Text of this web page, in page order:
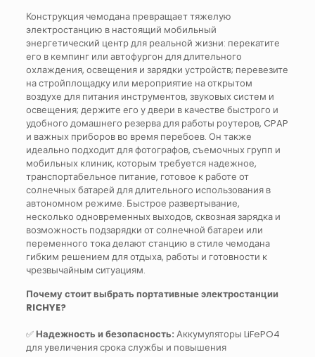
Конструкция чемодана превращает тяжелую
электростанцию в настоящий мобильный
энергетический центр для реальной жизни: перекатите
его в кемпинг или автофургон для длительного
охлаждения, освещения и зарядки устройств; перевезите
на стройплощадку или мероприятие на открытом
воздухе для питания инструментов, звуковых систем и
освещения; держите его у двери в качестве быстрого и
удобного домашнего резерва для работы роутеров, CPAP
и важных приборов во время перебоев. Он также
идеально подходит для фотографов, съемочных групп и
мобильных клиник, которым требуется надежное,
транспортабельное питание, готовое к работе от
солнечных батарей для длительного использования в
автономном режиме. Быстрое развертывание,
несколько одновременных выходов, сквозная зарядка и
возможность подзарядки от солнечной батареи или
переменного тока делают станцию в стиле чемодана
гибким решением для отдыха, работы и готовности к
чрезвычайным ситуациям.
Почему стоит выбрать портативные электростанции
RICHYE?
✅Надежность и безопасность: Аккумуляторы LiFePO4
для увеличения срока службы и повышения